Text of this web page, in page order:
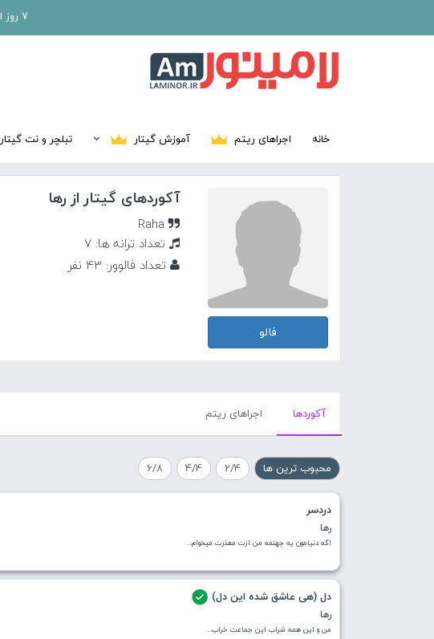
7 روز اکانت لامینور رایگان فقط با ثبت نام در سایت
خانه اجراهای ریتم آموزش گیتار تبلچر و نت گیتار
فالو
آکوردهای گیتار از رها
Raha
تعداد ترانه ها: 7
تعداد فالوور: 43 نفر
آکورد‌ها اجراهای ریتم
محبوب ترین ها 2/4
4/4
6/8
دردسر
رها
اﮔﻪ دﻧﯿﺎﻣﻮن ﯾﻪ ﺟﻬﻨﻤﻪ ﻣﻦ ازت ﻣﻌﺬرت ﻣﯿﺨﻮام...
دل (هی عاشق شده این دل)
رها
من و این همه شراب این جماعت خراب...